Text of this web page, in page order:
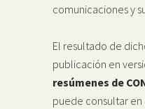
comunicaciones y
El resultado de
publicación en
resúmenes de
puede consultar en